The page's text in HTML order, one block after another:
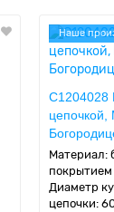
Наше
C1204028
цепочкой,
Материал:
покрытием
Диаметр
цепочки: